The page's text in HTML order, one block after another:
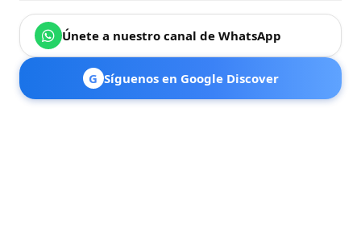
Únete a nuestro canal de WhatsApp
G Síguenos en Google Discover